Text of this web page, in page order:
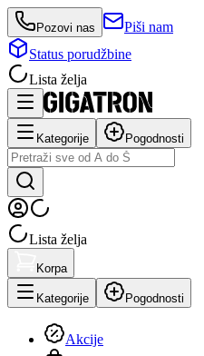
Pozovi nas
Piši nam
Status porudžbine
Lista želja
Kategorije Pogodnosti
Lista želja
Korpa
Kategorije Pogodnosti
Akcije